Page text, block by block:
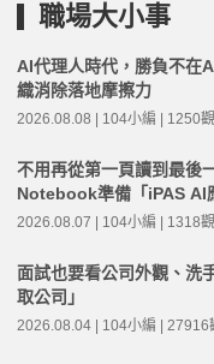
職場大小事
AI代理人時代，勝負不在
織消除落地摩擦力
2026.08.08 | 104小編 | 1250
不用再從第一頁讀到最後
Notebook準備「iPAS AI
2026.08.07 | 104小編 | 1318
面試也要看公司外觀、洗
取公司」
2026.08.04 | 104小編 | 27916